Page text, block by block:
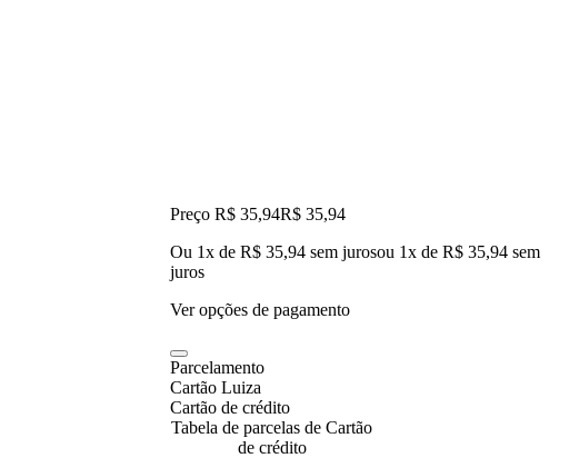
Preço R$ 35,94R$ 35,94
Ou 1x de R$ 35,94 sem jurosou 1x de R$ 35,94 sem
juros
Ver opções de pagamento
Parcelamento
Cartão Luiza
Cartão de crédito
Tabela de parcelas de Cartão
de crédito